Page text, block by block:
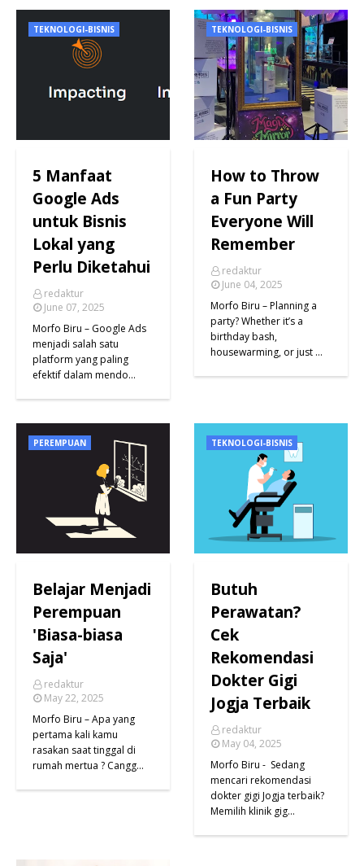
TEKNOLOGI-BISNIS
5 Manfaat
Google Ads
untuk Bisnis
Lokal yang
Perlu Diketahui
redaktur
June 07, 2025
Morfo Biru – Google Ads
menjadi salah satu
platform yang paling
efektif dalam mendo…
TEKNOLOGI-BISNIS
How to Throw
a Fun Party
Everyone Will
Remember
redaktur
June 04, 2025
Morfo Biru – Planning a
party? Whether it’s a
birthday bash,
housewarming, or just …
PEREMPUAN
Belajar Menjadi
Perempuan
'Biasa-biasa
Saja'
redaktur
May 22, 2025
Morfo Biru – Apa yang
pertama kali kamu
rasakan saat tinggal di
rumah mertua ? Cangg…
TEKNOLOGI-BISNIS
Butuh
Perawatan?
Cek
Rekomendasi
Dokter Gigi
Jogja Terbaik
redaktur
May 04, 2025
Morfo Biru - Sedang
mencari rekomendasi
dokter gigi Jogja terbaik?
Memilih klinik gig…